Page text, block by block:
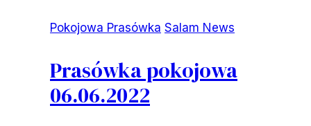
Pokojowa Prasówka Salam News
Prasówka pokojowa
06.06.2022